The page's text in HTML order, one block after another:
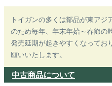
トイガンの多くは部品が東ア
のため毎年、年末年始～春節の
発売延期が起きやすくなってお
願いいたします。
中古商品について